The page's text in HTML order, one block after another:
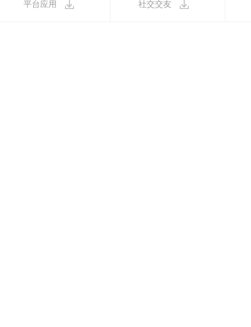
平台应用
社交交友